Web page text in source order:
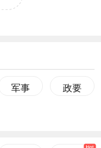
军事 政要